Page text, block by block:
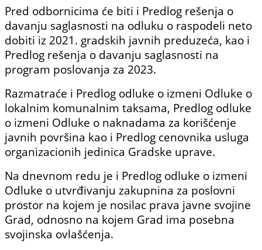
Pred odbornicima će biti i Predlog rešenja o
davanju saglasnosti na odluku o raspodeli neto
dobiti iz 2021. gradskih javnih preduzeća, kao i
Predlog rešenja o davanju saglasnosti na
program poslovanja za 2023.
Razmatraće i Predlog odluke o izmeni Odluke o
lokalnim komunalnim taksama, Predlog odluke
o izmeni Odluke o naknadama za korišćenje
javnih površina kao i Predlog cenovnika usluga
organizacionih jedinica Gradske uprave.
Na dnevnom redu je i Predlog odluke o izmeni
Odluke o utvrđivanju zakupnina za poslovni
prostor na kojem je nosilac prava javne svojine
Grad, odnosno na kojem Grad ima posebna
svojinska ovlašćenja.